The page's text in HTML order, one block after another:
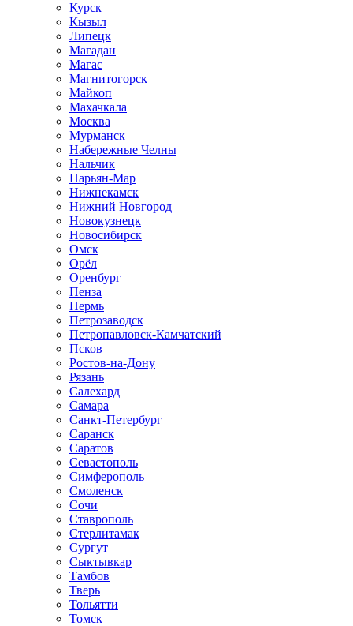
Курск
Кызыл
Липецк
Магадан
Магас
Магнитогорск
Майкоп
Махачкала
Москва
Мурманск
Набережные Челны
Нальчик
Нарьян-Мар
Нижнекамск
Нижний Новгород
Новокузнецк
Новосибирск
Омск
Орёл
Оренбург
Пенза
Пермь
Петрозаводск
Петропавловск-Камчатский
Псков
Ростов-на-Дону
Рязань
Салехард
Самара
Санкт-Петербург
Саранск
Саратов
Севастополь
Симферополь
Смоленск
Сочи
Ставрополь
Стерлитамак
Сургут
Сыктывкар
Тамбов
Тверь
Тольятти
Томск